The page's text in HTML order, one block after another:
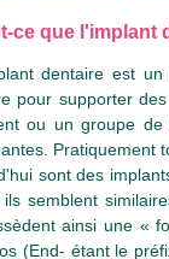
ce que l'implant
dentaire est
pour supporter
ou un groupe de
Pratiquement
sont des
ils semblent
ainsi une «
(End- étant le